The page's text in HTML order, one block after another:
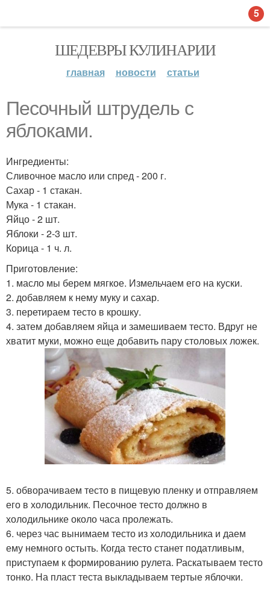
ШЕДЕВРЫ КУЛИНАРИИ
главная новости статьи
Песочный штрудель с
яблоками.
Ингредиенты:
Сливочное масло или спред - 200 г.
Сахар - 1 стакан.
Мука - 1 стакан.
Яйцо - 2 шт.
Яблоки - 2-3 шт.
Корица - 1 ч. л.
Приготовление:
1. масло мы берем мягкое. Измельчаем его на куски.
2. добавляем к нему муку и сахар.
3. перетираем тесто в крошку.
4. затем добавляем яйца и замешиваем тесто. Вдруг не
хватит муки, можно еще добавить пару столовых ложек.
5. обворачиваем тесто в пищевую пленку и отправляем
его в холодильник. Песочное тесто должно в
холодильнике около часа пролежать.
6. через час вынимаем тесто из холодильника и даем
ему немного остыть. Когда тесто станет податливым,
приступаем к формированию рулета. Раскатываем тесто
тонко. На пласт теста выкладываем тертые яблочки.
5